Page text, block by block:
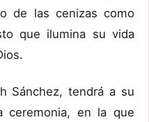
de las cenizas como
que ilumina su vida
Sánchez, tendrá a su
ceremonia, en la que